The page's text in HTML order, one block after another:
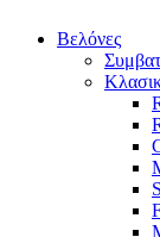
Βελόνες